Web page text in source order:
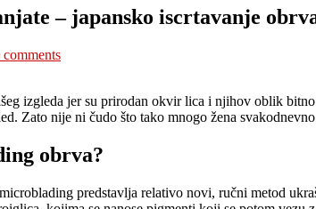
– japansko iscrtavanje
izgleda jer su prirodan okvir lica i njihov oblik
Zato nije ni čudo što tako mnogo žena
obrva?
predstavlja relativo novi, ručni metod